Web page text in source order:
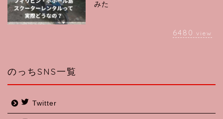
みた
6480 view
のっちSNS一覧
Twitter